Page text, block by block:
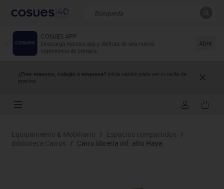
COSUES APP
Descarga nuestra app y disfruta de una nueva
experiencia de compra.
Abrir
¿Eres maestro, colegio o empresa? Inicia sesión para ver tu tarifa de
precios.
Resultados de la búsqueda
Equipamiento & Mobiliario / Espacios compartidos /
Biblioteca Carros / Carro librería inf. alto Haya